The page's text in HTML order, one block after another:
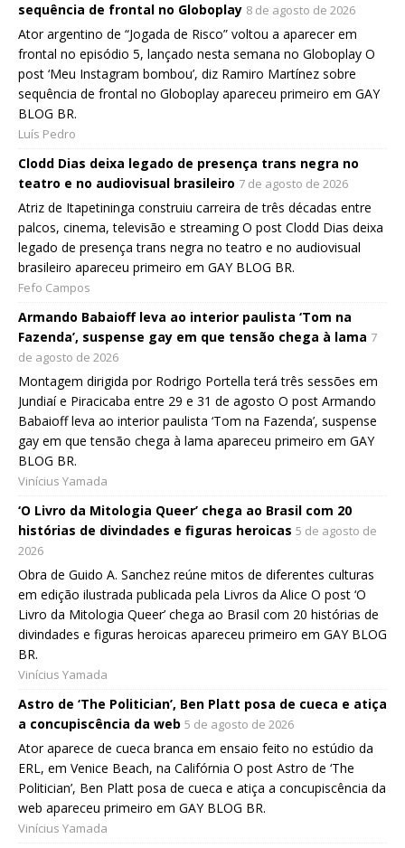
sequência de frontal no Globoplay 8 de agosto de 2026
Ator argentino de “Jogada de Risco” voltou a aparecer em
frontal no episódio 5, lançado nesta semana no Globoplay O
post ‘Meu Instagram bombou’, diz Ramiro Martínez sobre
sequência de frontal no Globoplay apareceu primeiro em GAY
BLOG BR.
Luís Pedro
Clodd Dias deixa legado de presença trans negra no
teatro e no audiovisual brasileiro 7 de agosto de 2026
Atriz de Itapetininga construiu carreira de três décadas entre
palcos, cinema, televisão e streaming O post Clodd Dias deixa
legado de presença trans negra no teatro e no audiovisual
brasileiro apareceu primeiro em GAY BLOG BR.
Fefo Campos
Armando Babaioff leva ao interior paulista ‘Tom na
Fazenda’, suspense gay em que tensão chega à lama 7
de agosto de 2026
Montagem dirigida por Rodrigo Portella terá três sessões em
Jundiaí e Piracicaba entre 29 e 31 de agosto O post Armando
Babaioff leva ao interior paulista ‘Tom na Fazenda’, suspense
gay em que tensão chega à lama apareceu primeiro em GAY
BLOG BR.
Vinícius Yamada
‘O Livro da Mitologia Queer’ chega ao Brasil com 20
histórias de divindades e figuras heroicas 5 de agosto de
2026
Obra de Guido A. Sanchez reúne mitos de diferentes culturas
em edição ilustrada publicada pela Livros da Alice O post ‘O
Livro da Mitologia Queer’ chega ao Brasil com 20 histórias de
divindades e figuras heroicas apareceu primeiro em GAY BLOG
BR.
Vinícius Yamada
Astro de ‘The Politician’, Ben Platt posa de cueca e atiça
a concupiscência da web 5 de agosto de 2026
Ator aparece de cueca branca em ensaio feito no estúdio da
ERL, em Venice Beach, na Califórnia O post Astro de ‘The
Politician’, Ben Platt posa de cueca e atiça a concupiscência da
web apareceu primeiro em GAY BLOG BR.
Vinícius Yamada